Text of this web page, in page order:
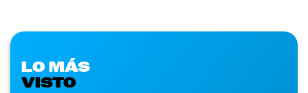
LO MÁS
VISTO